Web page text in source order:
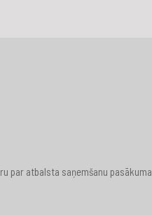
par atbalsta saņemšanu pasākuma